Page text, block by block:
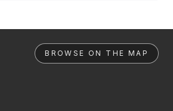
BROWSE ON THE MAP